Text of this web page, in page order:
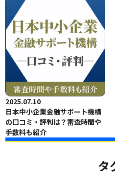
2025.07.10
日本中小企業金融サポート機構
の口コミ・評判は？審査時間や
手数料も紹介
タ